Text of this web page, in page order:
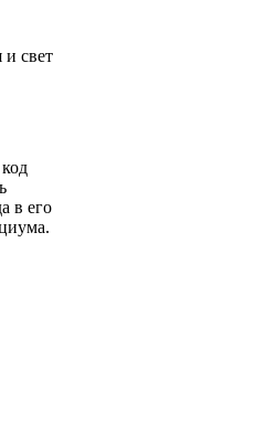
свет
в его